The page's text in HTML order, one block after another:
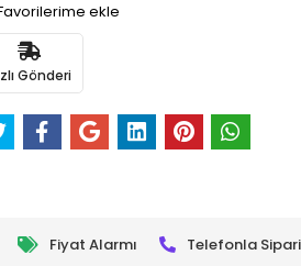
ekle
Gönderi
Fiyat Alarmı Telefonla